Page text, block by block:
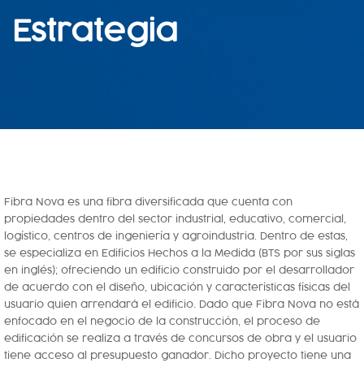
Estrategia
Fibra Nova es una fibra diversificada que cuenta con
propiedades dentro del sector industrial, educativo, comercial,
logístico, centros de ingeniería y agroindustria. Dentro de estas,
se especializa en Edificios Hechos a la Medida (BTS por sus siglas
en inglés); ofreciendo un edificio construido por el desarrollador
de acuerdo con el diseño, ubicación y características físicas del
usuario quien arrendará el edificio. Dado que Fibra Nova no está
enfocado en el negocio de la construcción, el proceso de
edificación se realiza a través de concursos de obra y el usuario
tiene acceso al presupuesto ganador. Dicho proyecto tiene una